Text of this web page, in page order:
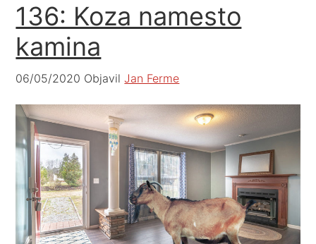
136: Koza namesto
kamina
06/05/2020 ObjavilJan Ferme